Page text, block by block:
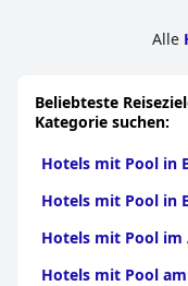
Alle
Beliebteste
Kategorie suchen:
Hotels mit Pool in
Hotels mit Pool in
Hotels mit Pool im
Hotels mit Pool